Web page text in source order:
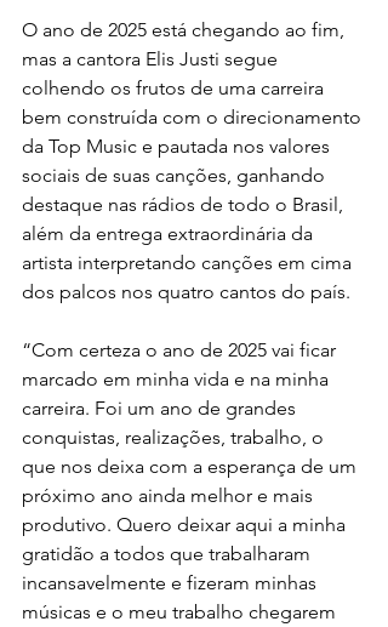
O ano de 2025 está chegando ao fim,
mas a cantora Elis Justi segue
colhendo os frutos de uma carreira
bem construída com o direcionamento
da Top Music e pautada nos valores
sociais de suas canções, ganhando
destaque nas rádios de todo o Brasil,
além da entrega extraordinária da
artista interpretando canções em cima
dos palcos nos quatro cantos do país.
“Com certeza o ano de 2025 vai ficar
marcado em minha vida e na minha
carreira. Foi um ano de grandes
conquistas, realizações, trabalho, o
que nos deixa com a esperança de um
próximo ano ainda melhor e mais
produtivo. Quero deixar aqui a minha
gratidão a todos que trabalharam
incansavelmente e fizeram minhas
músicas e o meu trabalho chegarem